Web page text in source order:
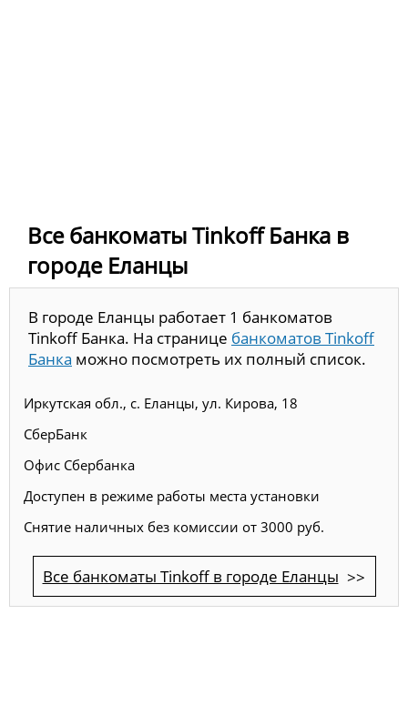
Все банкоматы Tinkoff Банка в
городе Еланцы
В городе Еланцы работает 1 банкоматов
Tinkoff Банка. На странице банкоматов Tinkoff
Банка можно посмотреть их полный список.
Иркутская обл., с. Еланцы, ул. Кирова, 18
СберБанк
Офис Сбербанка
Доступен в режиме работы места установки
Снятие наличных без комиссии от 3000 руб.
Все банкоматы Tinkoff в городе Еланцы